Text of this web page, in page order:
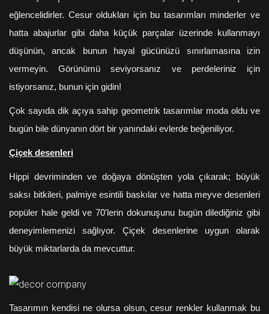
eğlencelidirler. Cesur oldukları için bu tasarımları minderler ve
hatta abajurlar gibi daha küçük parçalar üzerinde kullanmayı
düşünün, ancak bunun hayal gücünüzü sınırlamasına izin
vermeyin. Görünümü seviyorsanız ve perdeleriniz için
istiyorsanız, bunun için gidin!
Çok sayıda dik açıya sahip geometrik tasarımlar moda oldu ve
bugün bile dünyanın dört bir yanındaki evlerde beğeniliyor.
Çiçek desenleri
Hippi devriminden ve doğaya dönüşten yola çıkarak; büyük
saksı bitkileri, palmiye esintili baskılar ve hatta meyve desenleri
popüler hale geldi ve 70'lerin dokunuşunu bugün dilediğiniz gibi
deneyimlemenizi sağlıyor. Çiçek desenlerine uygun olarak
büyük miktarlarda da mevcuttur.
Tasarımın kendisi ne olursa olsun, cesur renkler kullanmak bu